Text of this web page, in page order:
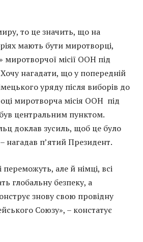
то це значить, що на
мають бути миротворці,
миротворчої місії ООН під
нагадати, що у попередній
уряду після виборів до
миротворча місія ООН під
центральним пунктом.
доклав зусиль, щоб це було
нагадав п’ятий Президент.
переможуть, але й німці, всі
глобальну безпеку, а
знову свою провідну
Союзу», – констатує